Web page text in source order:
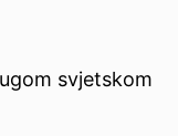
svjetskom